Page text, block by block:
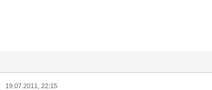
19.07.2011, 22:15